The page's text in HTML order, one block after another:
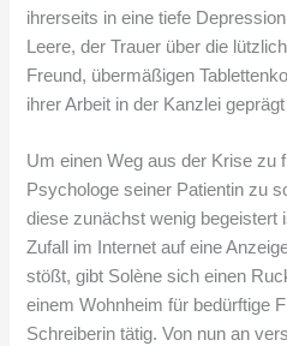
ihrerseits in eine tiefe
Leere, der Trauer über die
Freund, übermäßigen
ihrer Arbeit in der Kanzlei
Um einen Weg aus der Krise zu
Psychologe seiner Patientin zu
diese zunächst wenig begeistert
Zufall im Internet auf eine
stößt, gibt Solène sich einen
einem Wohnheim für bedürftige
Schreiberin tätig. Von nun an